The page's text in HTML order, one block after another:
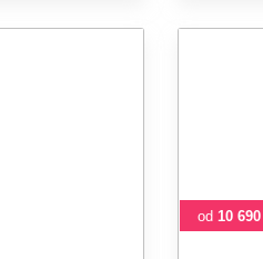
od 10